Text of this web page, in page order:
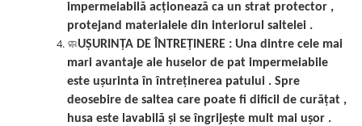
impermeiabilă acționează ca un strat protector ,
protejand materialele din interiorul saltelei .
🧼UȘURINȚA DE ÎNTREȚINERE : Una dintre cele mai
mari avantaje ale huselor de pat impermeiabile
este ușurinta în întreținerea patului . Spre
deosebire de saltea care poate fi dificil de curățat ,
husa este lavabilă și se îngrijește mult mai ușor .